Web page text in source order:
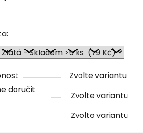
Zvolte variantu
doručit
Zvolte variantu
Zvolte variantu